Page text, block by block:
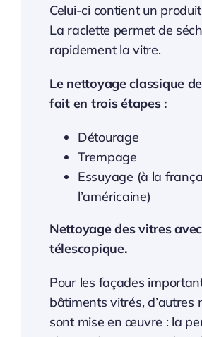
Celui-ci contient un
La raclette permet de
rapidement la vitre.
Le nettoyage classique
fait en trois étapes :
Détourage
Trempage
Essuyage (à la
l’américaine)
Nettoyage des vitres
télescopique.
Pour les façades
bâtiments vitrés, d’autres
sont mise en œuvre : la